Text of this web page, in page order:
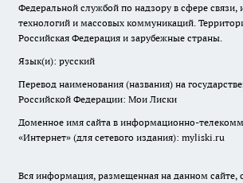
Федеральной службой по надзору в сфере
технологий и массовых коммуникаций.
Российская Федерация и зарубежные страны.
Язык(и): русский
Перевод наименования (названия) на
Российской Федерации: Мои Лиски
Доменное имя сайта в информационно-
«Интернет» (для сетевого издания): myliski.ru
Вся информация, размещенная на данном сайте,